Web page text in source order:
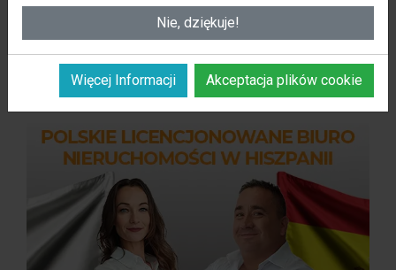
później.
naszej witryny.
Więcej Informacji Akceptacja plików cookie
Nie, dziękuje!